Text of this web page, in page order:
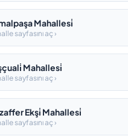
Mahallesi̇
sayfasını aç ›
Mahallesi̇
sayfasını aç ›
Ekşi̇ Mahallesi̇
sayfasını aç ›